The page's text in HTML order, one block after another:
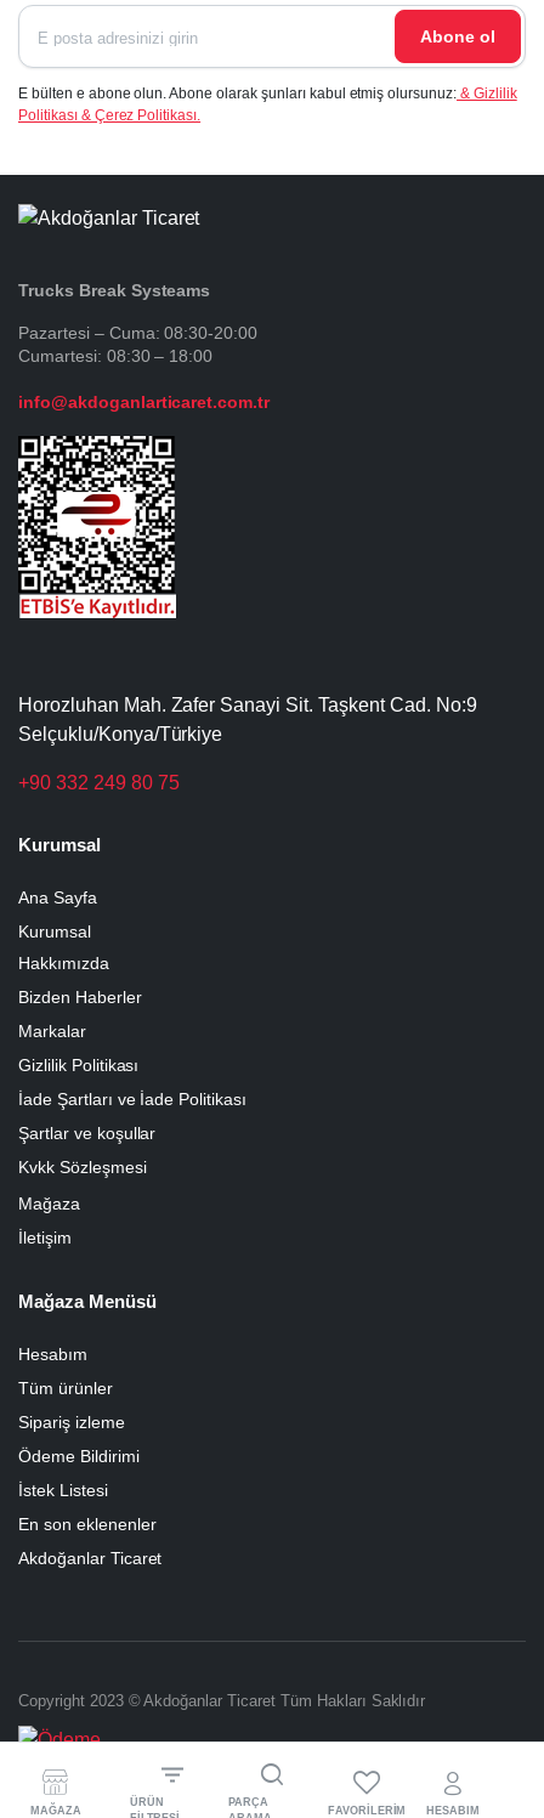
Abone ol
E bülten e abone olun. Abone olarak şunları kabul etmiş olursunuz: & Gizlilik
Politikası & Çerez Politikası.
Trucks Break Systeams
Pazartesi – Cuma: 08:30-20:00
Cumartesi: 08:30 – 18:00
info@akdoganlarticaret.com.tr
Horozluhan Mah. Zafer Sanayi Sit. Taşkent Cad. No:9
Selçuklu/Konya/Türkiye
+90 332 249 80 75
Kurumsal
Ana Sayfa
Kurumsal
Hakkımızda
Bizden Haberler
Markalar
Gizlilik Politikası
İade Şartları ve İade Politikası
Şartlar ve koşullar
Kvkk Sözleşmesi
Mağaza
İletişim
Mağaza Menüsü
Hesabım
Tüm ürünler
Sipariş izleme
Ödeme Bildirimi
İstek Listesi
En son eklenenler
Akdoğanlar Ticaret
Copyright 2023 © Akdoğanlar Ticaret Tüm Hakları Saklıdır
MAĞAZA
ÜRÜN
PARÇA
FAVORILERIM HESABIM